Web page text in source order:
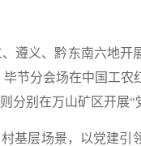
遵义、黔东南六地开
毕节分会场在中国工
分别在万山矿区开展“
基层场景，以党建引